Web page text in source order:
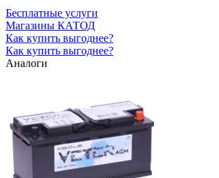
Бесплатные услуги
Магазины КАТОД
Как купить выгоднее?
Как купить выгоднее?
Аналоги